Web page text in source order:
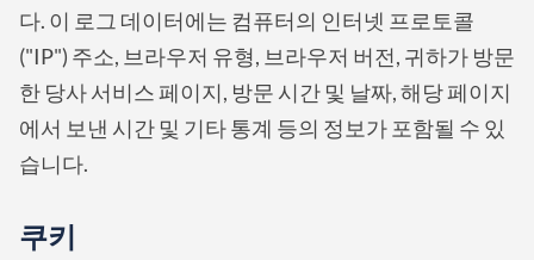
다. 이 로그 데이터에는 컴퓨터의 인터넷 프로토콜
("IP") 주소, 브라우저 유형, 브라우저 버전, 귀하가 방문
한 당사 서비스 페이지, 방문 시간 및 날짜, 해당 페이지
에서 보낸 시간 및 기타 통계 등의 정보가 포함될 수 있
습니다.
쿠키